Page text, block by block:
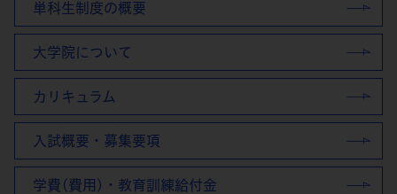
単科生制度の概要
大学院について
カリキュラム
入試概要・募集要項
学費(費用)・教育訓練給付金